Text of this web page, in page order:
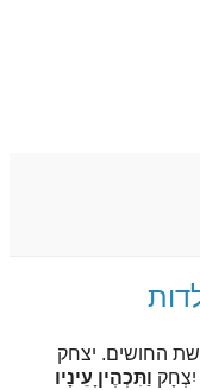
החושים. יצחק
יִצְחָק וַתִּכְהֶיןָ עֵינָיו